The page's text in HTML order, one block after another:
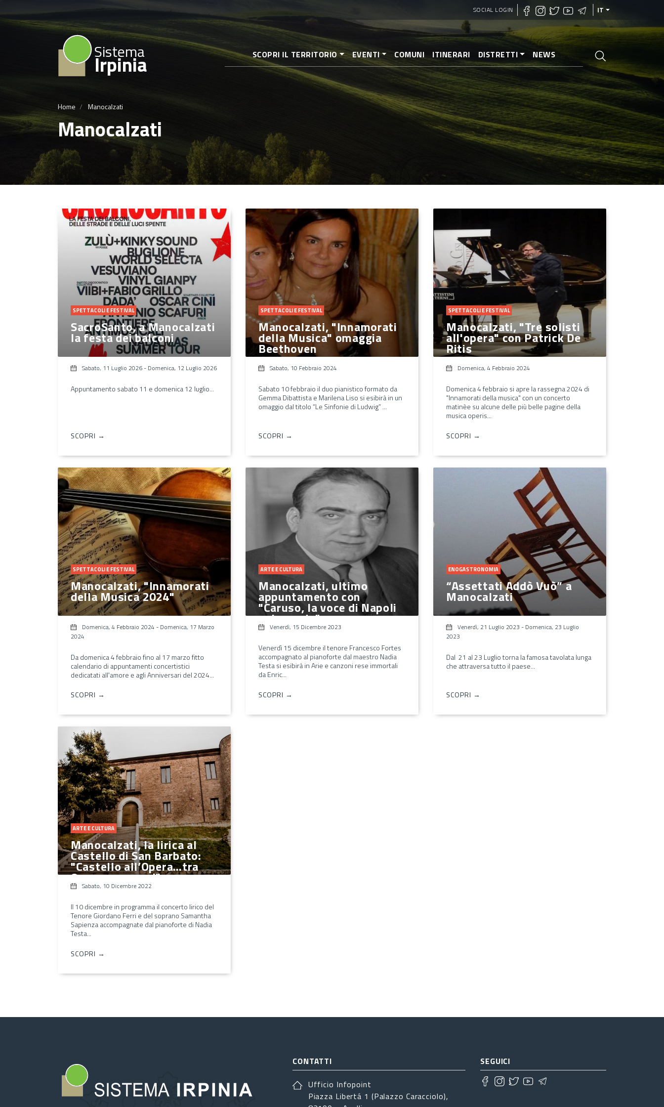
al
contenuto
principale
SOCIAL LOGIN IT
Sistema
Irpinia SCOPRI IL TERRITORIO EVENTI COMUNI ITINERARI DISTRETTI NEWS
Home Manocalzati
Manocalzati
SPETTACOLI E FESTIVAL
SacroSanto, a Manocalzati
la festa dei balconi
Sabato, 11 Luglio 2026 - Domenica, 12 Luglio 2026
Appuntamento sabato 11 e domenica 12 luglio...
SCOPRI →
SPETTACOLI E FESTIVAL
Manocalzati, "Innamorati
della Musica" omaggia
Beethoven
Sabato, 10 Febbraio 2024
Sabato 10 febbraio il duo pianistico formato da
Gemma Dibattista e Marilena Liso si esibirà in un
omaggio dal titolo “Le Sinfonie di Ludwig” ...
SCOPRI →
SPETTACOLI E FESTIVAL
Manocalzati, "Tre solisti
all'opera" con Patrick De
Ritis
Domenica, 4 Febbraio 2024
Domenica 4 febbraio si apre la rassegna 2024 di
"Innamorati della musica" con un concerto
matinèe su alcune delle più belle pagine della
musica operis...
SCOPRI →
SPETTACOLI E FESTIVAL
Manocalzati, "Innamorati
della Musica 2024"
Domenica, 4 Febbraio 2024 - Domenica, 17 Marzo
2024
Da domenica 4 febbraio fino al 17 marzo fitto
calendario di appuntamenti concertistici
dedicatati all'amore e agli Anniversari del 2024...
SCOPRI →
ARTE E CULTURA
Manocalzati, ultimo
appuntamento con
"Caruso, la voce di Napoli
nel mondo"
Venerdì, 15 Dicembre 2023
Venerdì 15 dicembre il tenore Francesco Fortes
accompagnato al pianoforte dal maestro Nadia
Testa si esibirà in Arie e canzoni rese immortali
da Enric...
SCOPRI →
ENOGASTRONOMIA
“Assettati Addò Vuò” a
Manocalzati
Venerdì, 21 Luglio 2023 - Domenica, 23 Luglio
2023
Dal 21 al 23 Luglio torna la famosa tavolata lunga
che attraversa tutto il paese...
SCOPRI →
ARTE E CULTURA
Manocalzati, la lirica al
Castello di San Barbato:
"Castello all’Opera…tra
Opera e canzoni"
Sabato, 10 Dicembre 2022
Il 10 dicembre in programma il concerto lirico del
Tenore Giordano Ferri e del soprano Samantha
Sapienza accompagnate dal pianoforte di Nadia
Testa...
SCOPRI →
CONTATTI
Ufficio Infopoint
Piazza Libertá 1 (Palazzo Caracciolo),
SEGUICI